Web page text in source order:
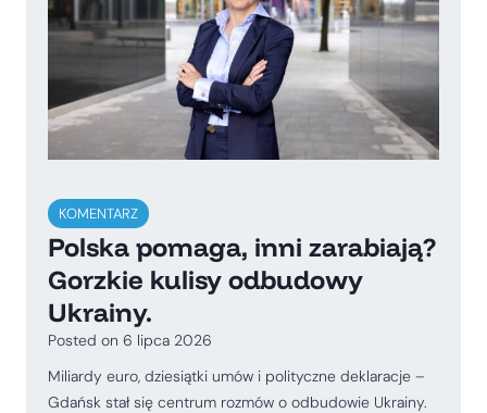
KOMENTARZ
Polska pomaga, inni zarabiają?
Gorzkie kulisy odbudowy
Ukrainy.
Posted on 6 lipca 2026
Miliardy euro, dziesiątki umów i polityczne deklaracje –
Gdańsk stał się centrum rozmów o odbudowie Ukrainy.